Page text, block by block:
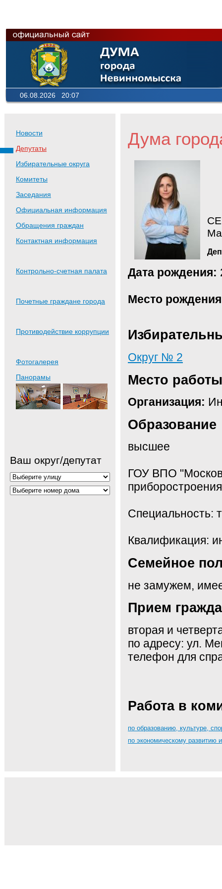
06.08.2026 20:07
Новости
Депутаты
Избирательные округа
Комитеты
Заседания
Официальная информация
Обращения граждан
Контактная информация
Контрольно-счетная палата
Почетные граждане города
Противодействие коррупции
Фотогалерея
Панорамы
Ваш округ/депутат
Дума
Дата рождения:
Место
Округ № 2
Место работы
Организация:
Образование
высшее
ГОУ ВПО
Специальность:
Квалификация:
Семейное
не замужем,
Прием
вторая и
по адресу: ул.
телефон для
Работа в
по образованию, культуре,
по экономическому развитию